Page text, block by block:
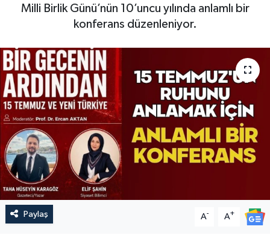
Milli Birlik Günü’nün 10’uncu yılında anlamlı bir
konferans düzenleniyor.
Paylaş A- A+